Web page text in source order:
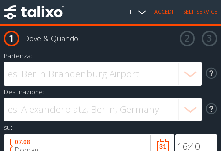
IT ACCEDI SELF SERVICE
Dove & Quando
Partenza:
Destinazione:
su:
07.08